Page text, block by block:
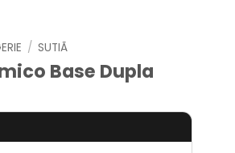
/ SUTIÃ
Base Dupla